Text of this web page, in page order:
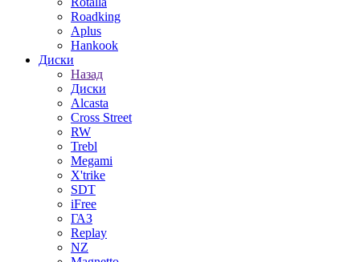
Roadking
Aplus
Hankook
Диски
Назад
Диски
Alcasta
Cross Street
RW
Trebl
Megami
X'trike
SDT
iFree
ГАЗ
Replay
NZ